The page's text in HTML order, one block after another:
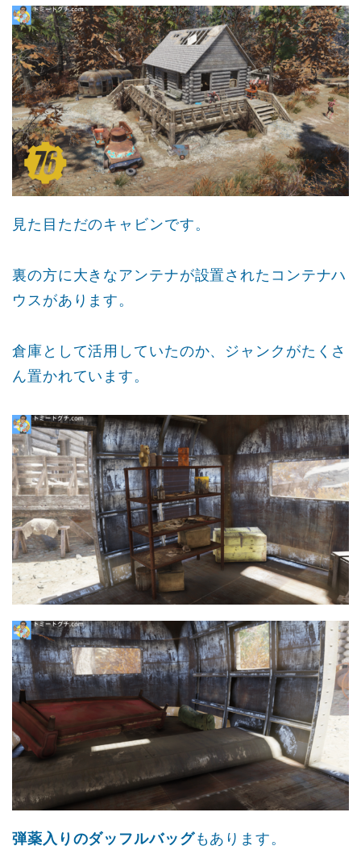
見た目ただのキャビンです。
裏の方に大きなアンテナが設置されたコンテナハ
ウスがあります。
倉庫として活用していたのか、ジャンクがたくさ
ん置かれています。
弾薬入りのダッフルバッグもあります。